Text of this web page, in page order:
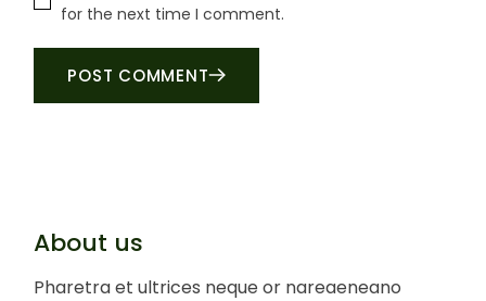
for the next time I comment.
POST COMMENT
About us
Pharetra et ultrices neque or nareaeneano